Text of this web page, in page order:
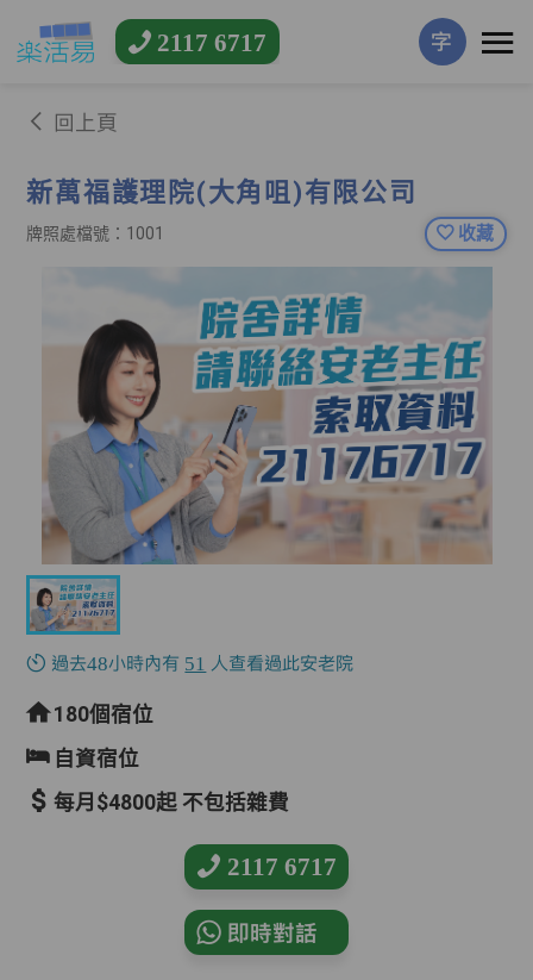
2117 6717 字
回上頁
新萬福護理院(大角咀)有限公司
牌照處檔號：1001 收藏
過去48小時內有 51 人查看過此安老院
180個宿位
自資宿位
每月$4800起 不包括雜費
2117 6717
即時對話